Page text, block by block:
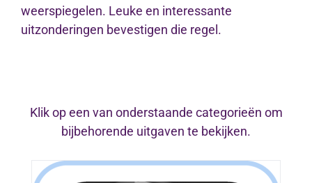
weerspiegelen. Leuke en interessante
uitzonderingen bevestigen die regel.
Klik op een van onderstaande categorieën om
bijbehorende uitgaven te bekijken.